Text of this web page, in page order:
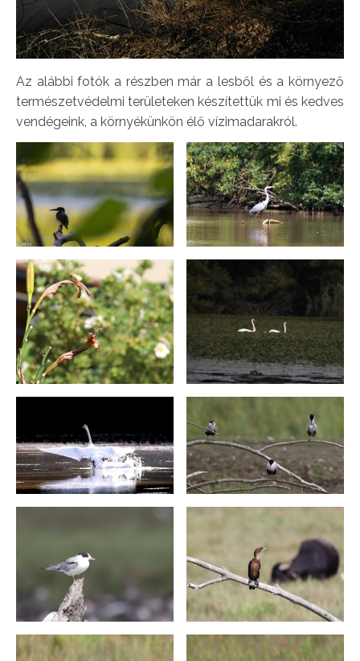
Az alábbi fotók a részben már a lesből és a környező
természetvédelmi területeken készítettük mi és kedves
vendégeink, a környékünkön élő vízimadarakról.